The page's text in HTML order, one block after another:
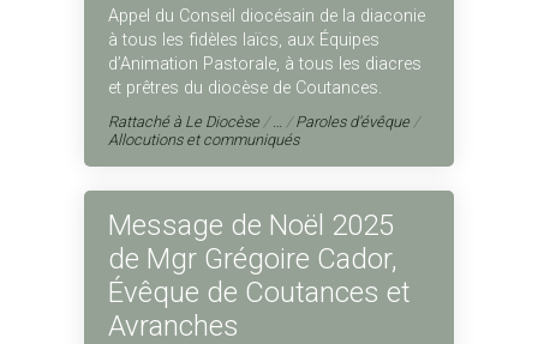
Appel du Conseil diocésain de la diaconie
à tous les fidèles laïcs, aux Équipes
d’Animation Pastorale, à tous les diacres
et prêtres du diocèse de Coutances.
Rattaché à Le Diocèse /… /Paroles d'évêque /
Allocutions et communiqués
Message de Noël 2025
de Mgr Grégoire Cador,
Évêque de Coutances et
Avranches